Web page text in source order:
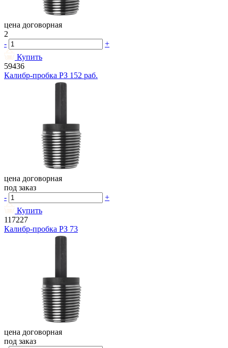
цена договорная
2
-
+
Купить
59436
Калибр-пробка РЗ 152 раб.
цена договорная
под заказ
-
+
Купить
117227
Калибр-пробка РЗ 73
цена договорная
под заказ